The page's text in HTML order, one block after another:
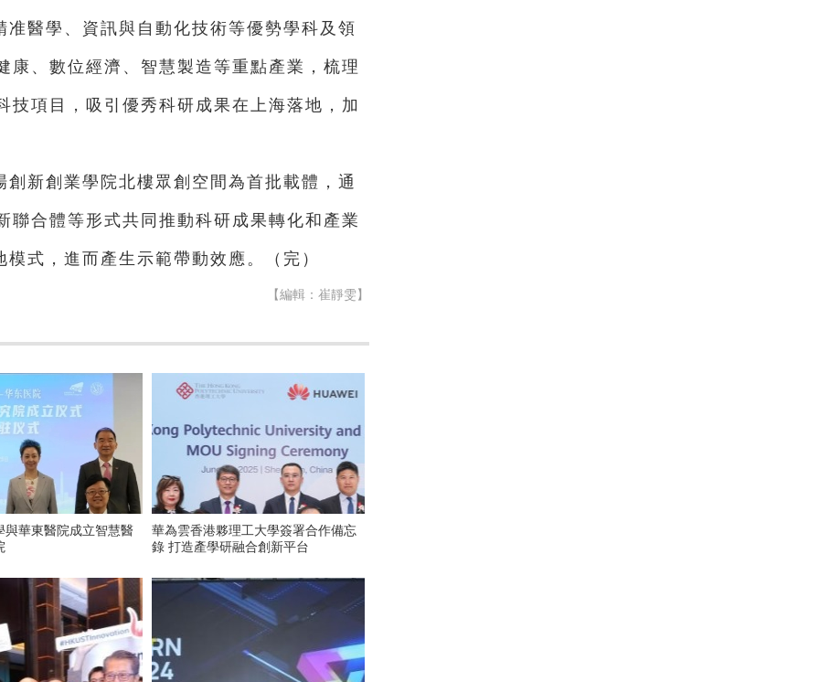
醫學、資訊與自動化技術等優勢學科及領
康、數位經濟、智慧製造等重點產業，梳理
技項目，吸引優秀科研成果在上海落地，加
新創業學院北樓眾創空間為首批載體，通
聯合體等形式共同推動科研成果轉化和產業
式，進而產生示範帶動效應。（完）
【編輯：崔靜雯】
與華東醫院成立智慧醫
華為雲香港夥理工大學簽署合作備忘
錄 打造產學研融合創新平台